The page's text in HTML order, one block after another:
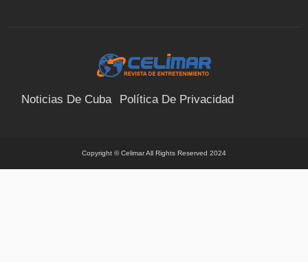
Noticias De Cuba Política De Privacidad
Copyright © Celimar All Rights Reserved 2024